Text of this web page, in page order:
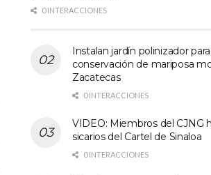
0 INTERACCIONES
Instalan jardín polinizador para
conservación de mariposa
Zacatecas
0 INTERACCIONES
VIDEO: Miembros del CJNG
sicarios del Cartel de Sinaloa
0 INTERACCIONES